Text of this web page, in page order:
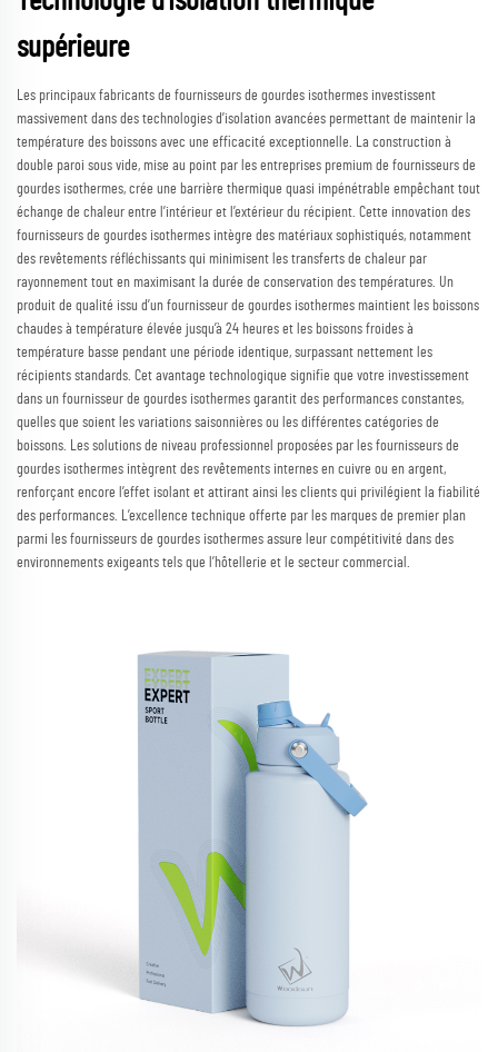
supérieure
Les principaux fabricants de fournisseurs de gourdes isothermes investissent
massivement dans des technologies d’isolation avancées permettant de maintenir la
température des boissons avec une efficacité exceptionnelle. La construction à
double paroi sous vide, mise au point par les entreprises premium de fournisseurs de
gourdes isothermes, crée une barrière thermique quasi impénétrable empêchant tout
échange de chaleur entre l’intérieur et l’extérieur du récipient. Cette innovation des
fournisseurs de gourdes isothermes intègre des matériaux sophistiqués, notamment
des revêtements réfléchissants qui minimisent les transferts de chaleur par
rayonnement tout en maximisant la durée de conservation des températures. Un
produit de qualité issu d’un fournisseur de gourdes isothermes maintient les boissons
chaudes à température élevée jusqu’à 24 heures et les boissons froides à
température basse pendant une période identique, surpassant nettement les
récipients standards. Cet avantage technologique signifie que votre investissement
dans un fournisseur de gourdes isothermes garantit des performances constantes,
quelles que soient les variations saisonnières ou les différentes catégories de
boissons. Les solutions de niveau professionnel proposées par les fournisseurs de
gourdes isothermes intègrent des revêtements internes en cuivre ou en argent,
renforçant encore l’effet isolant et attirant ainsi les clients qui privilégient la fiabilité
des performances. L’excellence technique offerte par les marques de premier plan
parmi les fournisseurs de gourdes isothermes assure leur compétitivité dans des
environnements exigeants tels que l’hôtellerie et le secteur commercial.